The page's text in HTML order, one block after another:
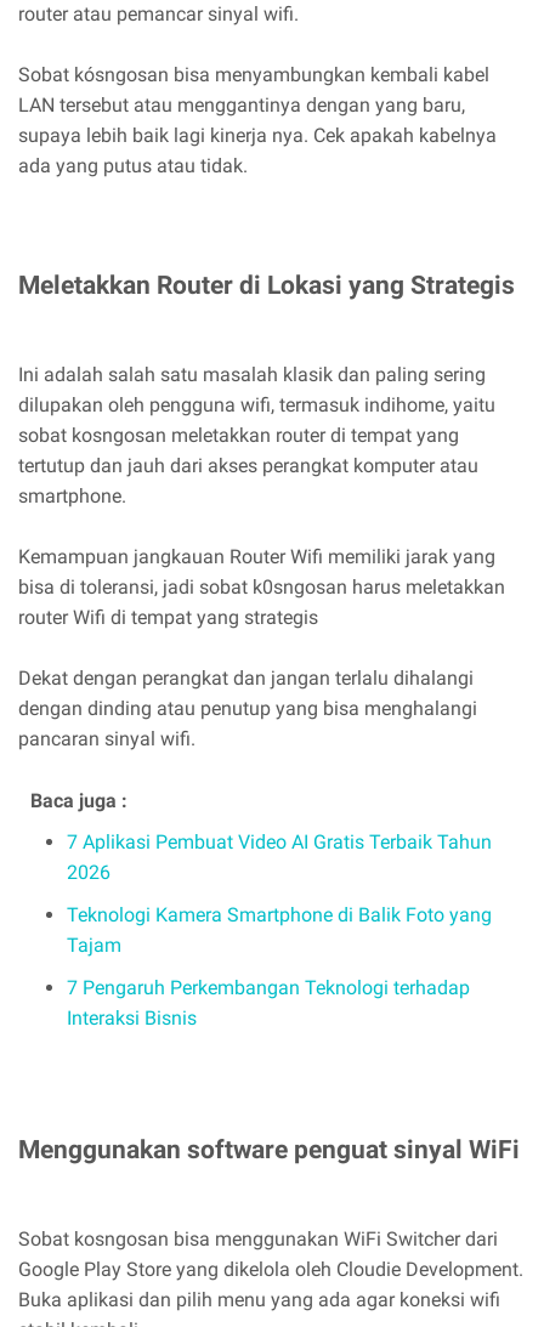
router atau pemancar sinyal wifi.
Sobat kósngosan bisa menyambungkan kembali kabel
LAN tersebut atau menggantinya dengan yang baru,
supaya lebih baik lagi kinerja nya. Cek apakah kabelnya
ada yang putus atau tidak.
Meletakkan Router di Lokasi yang Strategis
Ini adalah salah satu masalah klasik dan paling sering
dilupakan oleh pengguna wifi, termasuk indihome, yaitu
sobat kosngosan meletakkan router di tempat yang
tertutup dan jauh dari akses perangkat komputer atau
smartphone.
Kemampuan jangkauan Router Wifi memiliki jarak yang
bisa di toleransi, jadi sobat k0sngosan harus meletakkan
router Wifi di tempat yang strategis
Dekat dengan perangkat dan jangan terlalu dihalangi
dengan dinding atau penutup yang bisa menghalangi
pancaran sinyal wifi.
Baca juga :
7 Aplikasi Pembuat Video AI Gratis Terbaik Tahun
2026
Teknologi Kamera Smartphone di Balik Foto yang
Tajam
7 Pengaruh Perkembangan Teknologi terhadap
Interaksi Bisnis
Menggunakan software penguat sinyal WiFi
Sobat kosngosan bisa menggunakan WiFi Switcher dari
Google Play Store yang dikelola oleh Cloudie Development.
Buka aplikasi dan pilih menu yang ada agar koneksi wifi